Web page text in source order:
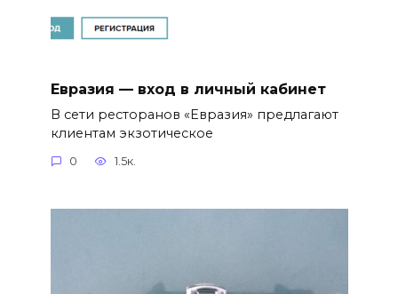
Евразия — вход в личный кабинет
В сети ресторанов «Евразия» предлагают
клиентам экзотическое
0 1.5к.